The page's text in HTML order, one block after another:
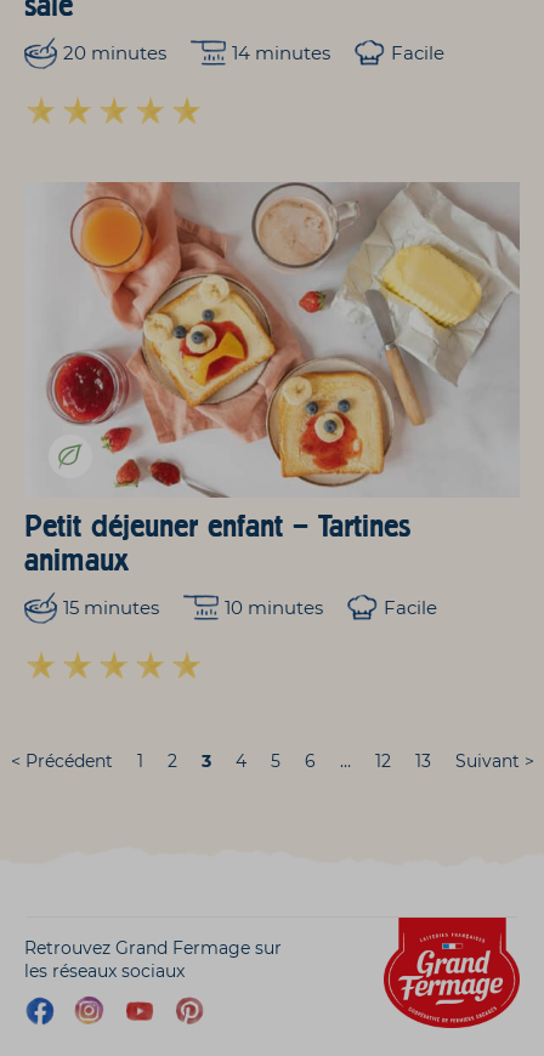
20 minutes 14 minutes Facile
Petit déjeuner enfant – Tartines
animaux
15 minutes 10 minutes Facile
< Précédent 1 2 3 4 5 6 … 12 13 Suivant >
Retrouvez Grand Fermage sur
les réseaux sociaux